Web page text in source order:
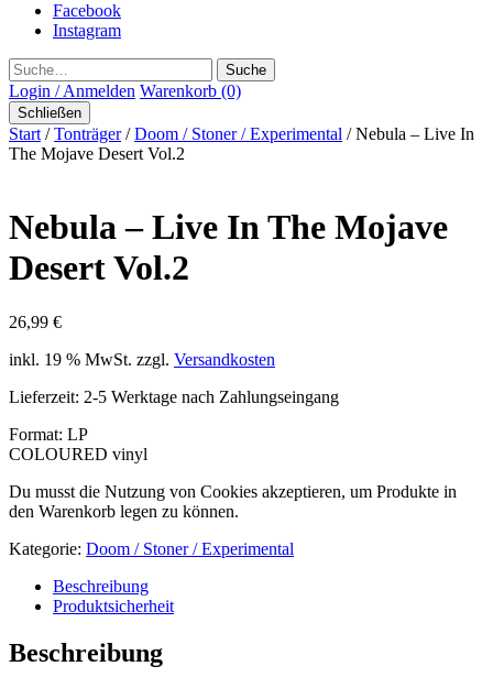
Facebook
Instagram
Suche
Login / Anmelden Warenkorb (0)
Schließen
Start /Tonträger/Doom / Stoner / Experimental / Nebula – Live In
The Mojave Desert Vol.2
Nebula – Live In The Mojave
Desert Vol.2
26,99 €
inkl. 19 % MwSt. zzgl. Versandkosten
Lieferzeit: 2-5 Werktage nach Zahlungseingang
Format: LP
COLOURED vinyl
Du musst die Nutzung von Cookies akzeptieren, um Produkte in
den Warenkorb legen zu können.
Kategorie: Doom / Stoner / Experimental
Beschreibung
Produktsicherheit
Beschreibung